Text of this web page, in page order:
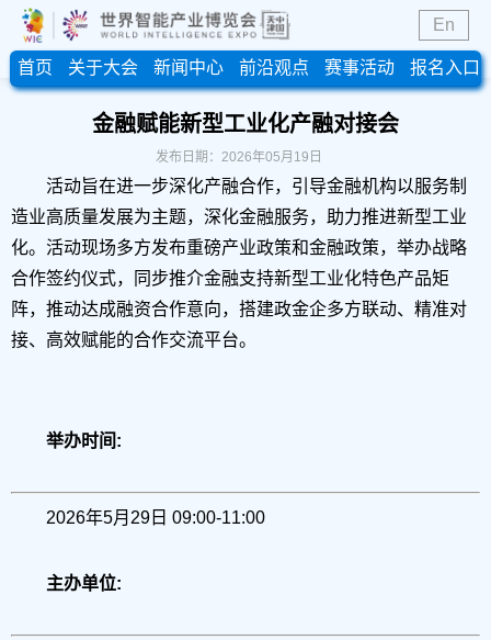
En
首页 关于大会 新闻中心 前沿观点 赛事活动 报名入口
金融赋能新型工业化产融对接会
发布日期：2026年05月19日
活动旨在进一步深化产融合作，引导金融机构以服务制
造业高质量发展为主题，深化金融服务，助力推进新型工业
化。活动现场多方发布重磅产业政策和金融政策，举办战略
合作签约仪式，同步推介金融支持新型工业化特色产品矩
阵，推动达成融资合作意向，搭建政金企多方联动、精准对
接、高效赋能的合作交流平台。
举办时间:
2026年5月29日 09:00-11:00
主办单位: